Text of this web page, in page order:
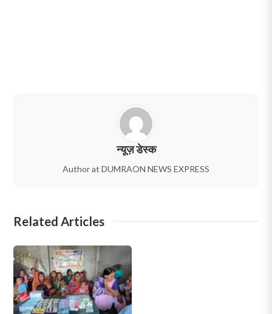
न्यूज़ डेस्क
Author at DUMRAON NEWS EXPRESS
Related Articles